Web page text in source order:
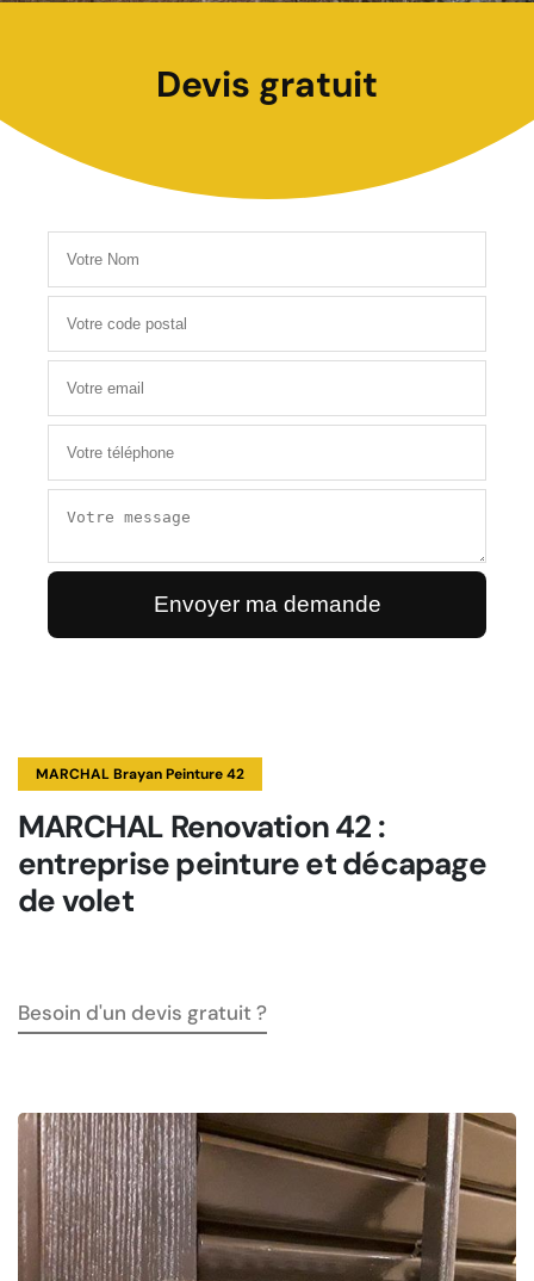
Devis gratuit
MARCHAL Brayan Peinture 42
MARCHAL Renovation 42 :
entreprise peinture et décapage
de volet
Besoin d'un devis gratuit ?